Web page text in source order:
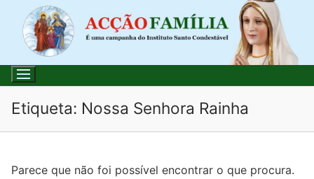
para
conteúdo
por:
Etiqueta: Nossa Senhora Rainha
Parece que não foi possível encontrar o que procura.